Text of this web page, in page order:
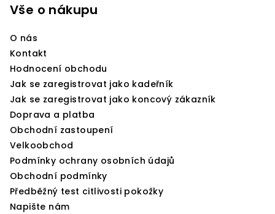
Vše o nákupu
O nás
Kontakt
Hodnocení obchodu
Jak se zaregistrovat jako kadeřník
Jak se zaregistrovat jako koncový zákazník
Doprava a platba
Obchodní zastoupení
Velkoobchod
Podmínky ochrany osobních údajů
Obchodní podmínky
Předběžný test citlivosti pokožky
Napište nám